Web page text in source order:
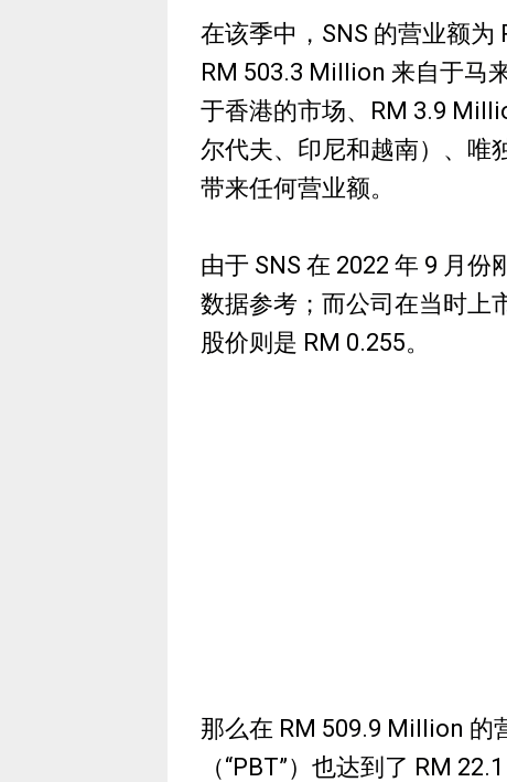
在该季中，SNS 的营业额
RM 503.3 Million 来自于马
于香港的市场、RM 3.9
尔代夫、印尼和越南）、唯
带来任何营业额。
由于 SNS 在 2022 年 9 月
数据参考；而公司在当时上
股价则是 RM 0.255。
那么在 RM 509.9 Million 的
（“PBT”）也达到了 RM